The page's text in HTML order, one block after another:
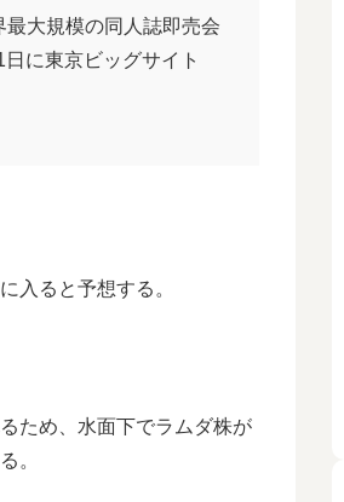
大規模の同人誌即売会
に東京ビッグサイト
入ると予想する。
ため、水面下でラムダ株が
。